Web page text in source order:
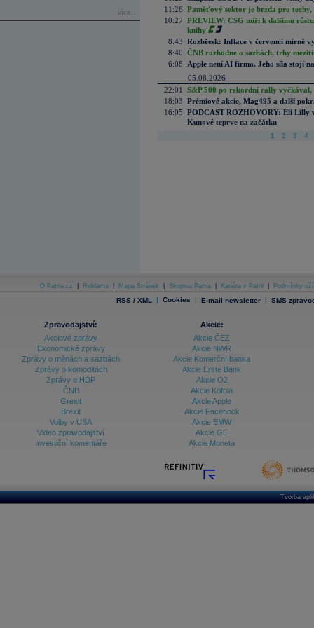
více...
11:26 Paměťový sektor je brzda pro techy,
10:27 PREVIEW: CSG míří k dalšímu
knihy
8:43 Rozbřesk: Inflace v červenci mírně
8:40 ČNB rozhodne o sazbách, trhy
6:08
Apple není AI firma. Jeho síla stojí
05.08.2026
22:01
S&P 500 po rekordní rally vyčkával,
18:03 Prémiové akcie, Mag495 a další
16:05 PODCAST ROZHOVORY: Eli Lilly
Kunové teprve na začátku
1 2 3 4
O Patria.cz Reklama Mapa Stránek Skupina Patria Kariéra v Patrii Podmínky
RSS / XML | Cookies | E-mail newsletter | SMS
Zpravodajství:
Akciové zprávy
Ekonomické zprávy
Zprávy o měnách a sazbách
Zprávy o komoditách
Zprávy o HDP
ČNB
Grexit
Brexit
Volby v USA
Video zpravodajství
Investiční komentáře
Akcie:
Akcie ČEZ
Akcie NWR
Akcie Komerční banka
Akcie Erste Bank
Akcie O2
Akcie Kofola
Akcie Apple
Akcie Facebook
Akcie BMW
Akcie GE
Akcie Moneta
Tvorba